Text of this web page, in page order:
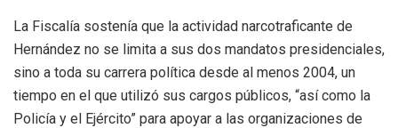
La Fiscalía sostenía que la actividad narcotraficante de
Hernández no se limita a sus dos mandatos presidenciales,
sino a toda su carrera política desde al menos 2004, un
tiempo en el que utilizó sus cargos públicos, “así como la
Policía y el Ejército” para apoyar a las organizaciones de